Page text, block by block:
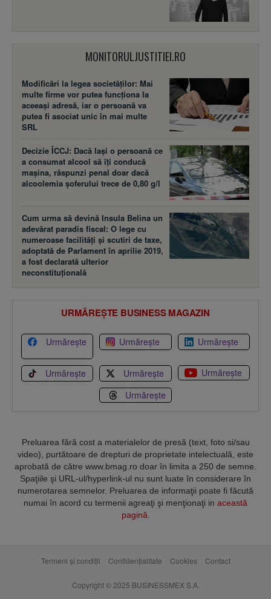
MONITORULJUSTITIEI.RO
Modificări la legea societăţilor: Mai
multe firme vor putea funcţiona la
aceeaşi adresă, iar o persoană va
putea fi asociat unic în mai multe
SRL
Decizie ÎCCJ: Dacă laşi o persoană ce
a consumat alcool să îţi conducă
maşina, răspunzi penal doar dacă
alcoolemia şoferului trece de 0,80 g/l
Cum urma să devină Insula Belina un
adevărat paradis fiscal: O lege cu
numeroase facilităţi şi scutiri de taxe,
adoptată de Parlament în aprilie 2019,
a fost declarată ulterior
neconstituţională
URMĂREȘTE BUSINESS MAGAZIN
Urmărește Urmărește Urmărește
Urmărește Urmărește
Urmărește
Urmărește
Preluarea fără cost a materialelor de presă (text, foto si/sau
video), purtătoare de drepturi de proprietate intelectuală, este
aprobată de către www.bmag.ro doar în limita a 250 de semne.
Spaţiile şi URL-ul/hyperlink-ul nu sunt luate în considerare în
numerotarea semnelor. Preluarea de informaţii poate fi făcută
numai în acord cu termenii agreaţi şi menţionaţi in această
pagină.
Termeni și condiții Confidențialitate Cookies Contact
Copyright © 2025 BUSINESSMEX S.A.